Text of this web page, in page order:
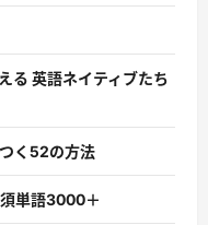
る 英語ネイティブたち
く52の方法
単語3000＋